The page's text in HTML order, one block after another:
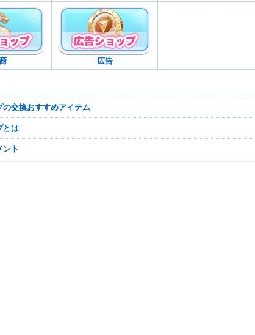
広告
の交換おすすめアイテム
とは
ント